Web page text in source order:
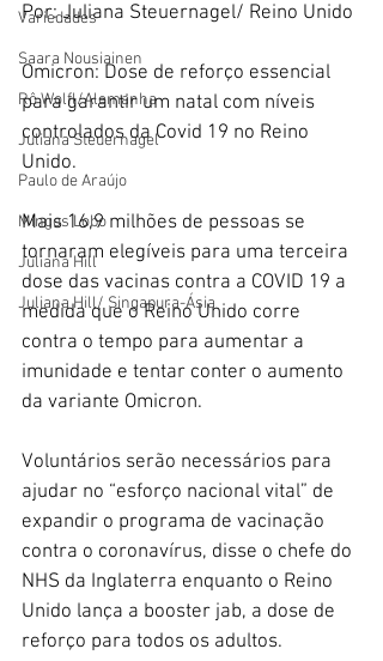
Variedades
Saara Nousiainen
Rô Wolfl/Alemanha
Juliana Steuernagel
Paulo de Araújo
Mingos Lobo
Juliana Hill
Juliana Hill/ Singapura-Ásia
Por: Juliana Steuernagel/ Reino Unido
Omicron: Dose de reforço essencial
para garantir um natal com níveis
controlados da Covid 19 no Reino
Unido.
Mais 16,9 milhões de pessoas se
tornaram elegíveis para uma terceira
dose das vacinas contra a COVID 19 a
medida que o Reino Unido corre
contra o tempo para aumentar a
imunidade e tentar conter o aumento
da variante Omicron.
Voluntários serão necessários para
ajudar no “esforço nacional vital” de
expandir o programa de vacinação
contra o coronavírus, disse o chefe do
NHS da Inglaterra enquanto o Reino
Unido lança a booster jab, a dose de
reforço para todos os adultos.